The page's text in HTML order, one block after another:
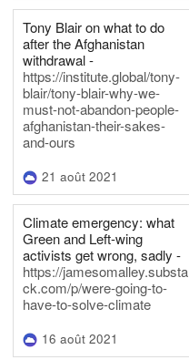
Tony Blair on what to do
after the Afghanistan
withdrawal -
https://institute.global/tony-
blair/tony-blair-why-we-
must-not-abandon-people-
afghanistan-their-sakes-
and-ours
21 août 2021
Climate emergency: what
Green and Left-wing
activists get wrong, sadly -
https://jamesomalley.substa
ck.com/p/were-going-to-
have-to-solve-climate
16 août 2021